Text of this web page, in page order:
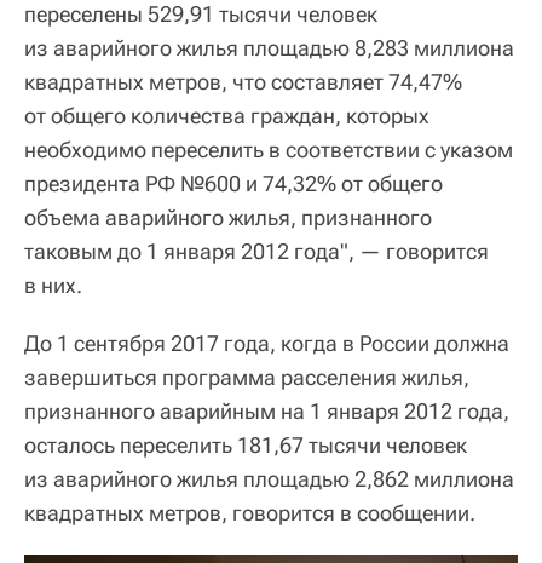
переселены 529,91 тысячи человек
из аварийного жилья площадью 8,283 миллиона
квадратных метров, что составляет 74,47%
от общего количества граждан, которых
необходимо переселить в соответствии с указом
президента РФ №600 и 74,32% от общего
объема аварийного жилья, признанного
таковым до 1 января 2012 года", — говорится
в них.
До 1 сентября 2017 года, когда в России должна
завершиться программа расселения жилья,
признанного аварийным на 1 января 2012 года,
осталось переселить 181,67 тысячи человек
из аварийного жилья площадью 2,862 миллиона
квадратных метров, говорится в сообщении.